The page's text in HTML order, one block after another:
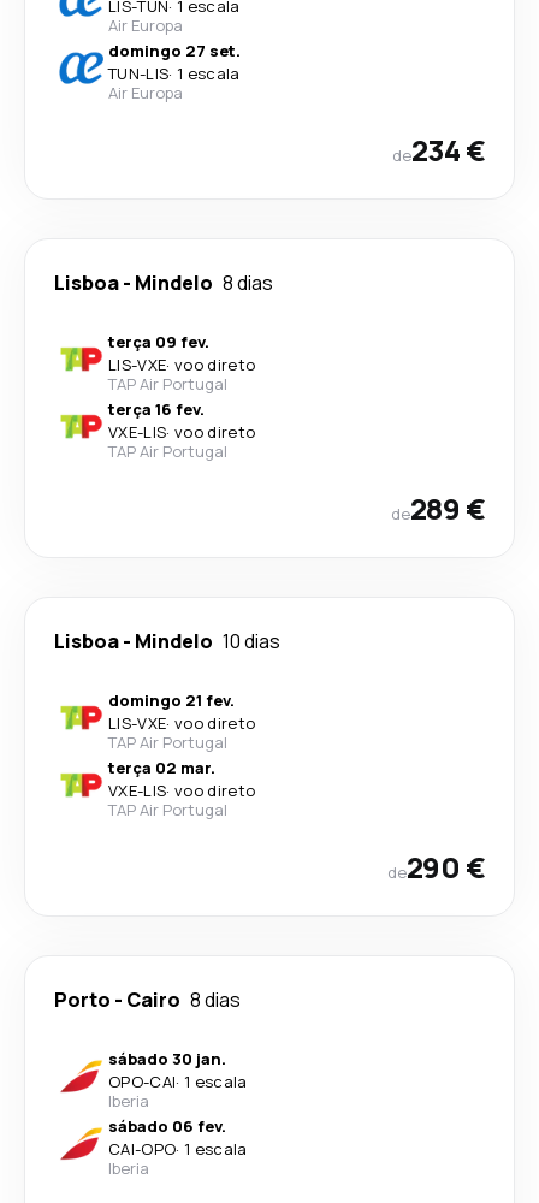
LIS-TUN· 1 escala
Air Europa
domingo 27 set.
TUN-LIS· 1 escala
Air Europa
de234 €
Lisboa- Mindelo 8 dias
terça 09 fev.
LIS-VXE· voo direto
TAP Air Portugal
terça 16 fev.
VXE-LIS· voo direto
TAP Air Portugal
de289 €
Lisboa- Mindelo 10 dias
domingo 21 fev.
LIS-VXE· voo direto
TAP Air Portugal
terça 02 mar.
VXE-LIS· voo direto
TAP Air Portugal
de290 €
Porto - Cairo 8 dias
sábado 30 jan.
OPO-CAI· 1 escala
Iberia
sábado 06 fev.
CAI-OPO· 1 escala
Iberia